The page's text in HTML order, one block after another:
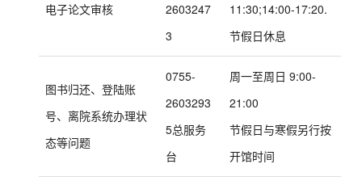
电子论文审核
2603247
3
11:30;14:00-17:20.
节假日休息
图书归还、登陆账
号、离院系统办理状
态等问题
0755-
2603293
5总服务
台
周一至周日 9:00-
21:00
节假日与寒假另行按
开馆时间